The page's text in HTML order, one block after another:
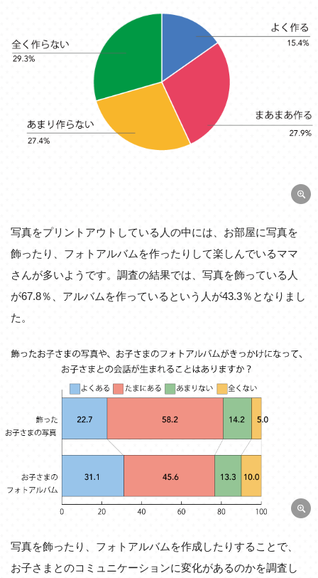
写真をプリントアウトしている人の中には、お部屋に写真を
飾ったり、フォトアルバムを作ったりして楽しんでいるママ
さんが多いようです。調査の結果では、写真を飾っている人
が67.8％、アルバムを作っているという人が43.3％となりまし
た。
写真を飾ったり、フォトアルバムを作成したりすることで、
お子さまとのコミュニケーションに変化があるのかを調査し